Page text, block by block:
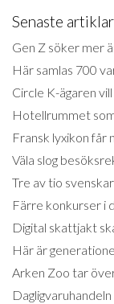
Senaste
Gen Z söker mer
Här samlas 700
Circle K-ägaren
Hotellrummet
Fransk lyxikon får
Väla slog
Tre av tio
Färre konkurser i
Digital skattjakt
Här är
Arken Zoo tar